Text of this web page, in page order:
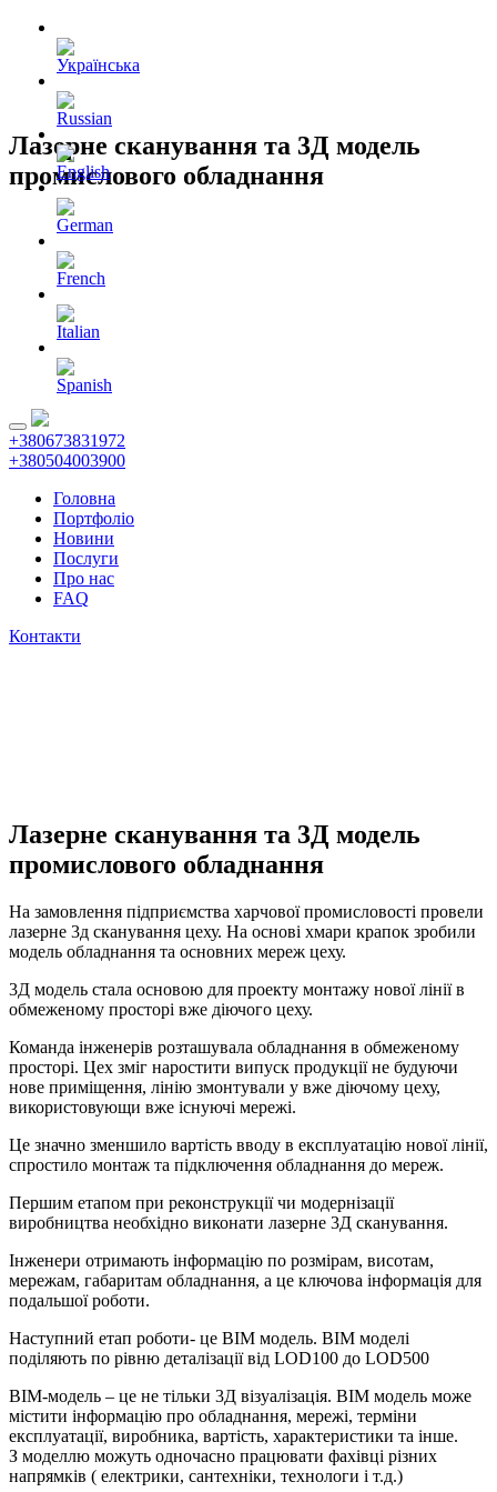
+380673831972
+380504003900
Головна
Портфоліо
Новини
Послуги
Про нас
FAQ
Контакти
Лазерне сканування та 3Д модель
промислового обладнання
Лазерне сканування та 3Д модель
промислового обладнання
На замовлення підприємства харчової промисловості провели
лазерне 3д сканування цеху. На основі хмари крапок зробили
модель обладнання та основних мереж цеху.
3Д модель стала основою для проекту монтажу нової лінії в
обмеженому просторі вже діючого цеху.
Команда інженерів розташувала обладнання в обмеженому
просторі. Цех зміг наростити випуск продукції не будуючи
нове приміщення, лінію змонтували у вже діючому цеху,
використовующи вже існуючі мережі.
Це значно зменшило вартість вводу в експлуатацію нової лінії,
спростило монтаж та підключення обладнання до мереж.
Першим етапом при реконструкції чи модернізації
виробництва необхідно виконати лазерне 3Д сканування.
Інженери отримають інформацію по розмірам, висотам,
мережам, габаритам обладнання, а це ключова інформація для
подальшої роботи.
Наступний етап роботи- це BIM модель. BIM моделі
поділяють по рівню деталізації від LOD100 до LOD500
BIM-модель – це не тільки 3Д візуалізація. BIM модель може
містити інформацію про обладнання, мережі, терміни
експлуатації, виробника, вартість, характеристики та інше.
З моделлю можуть одночасно працювати фахівці різних
напрямків ( електрики, сантехніки, технологи і т.д.)